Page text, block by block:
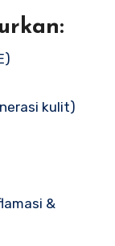
kulit)
&